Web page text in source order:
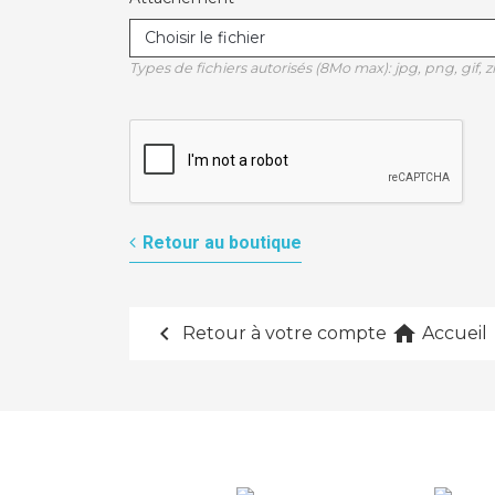
Choisir le fichier
Types de fichiers autorisés (8Mo max): jpg, png, gif,
Retour au boutique
chevron_left Retour à votre compte home Accueil